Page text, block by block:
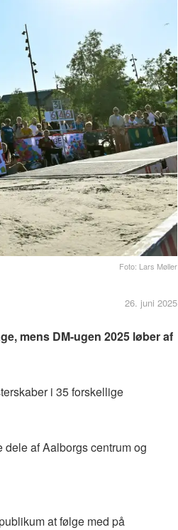
Foto: Lars Møller
26. juni 2025
mens DM-ugen 2025 løber af
i 35 forskellige
af Aalborgs centrum og
at følge med på